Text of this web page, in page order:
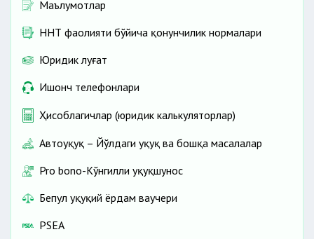
Маълумотлар
ННТ фаолияти бўйича қонунчилик нормалари
Юридик луғат
Ишонч телефонлари
Ҳисоблагичлар (юридик калькуляторлар)
Автоҳуқуқ – Йўлдаги ҳуқуқ ва бошқа масалалар
Pro bono-Кўнгилли ҳуқуқшунос
Бепул ҳуқуқий ёрдам ваучери
PSEA